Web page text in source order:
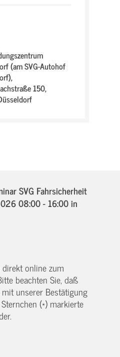
(am SVG-Autohof
150,
SVG Fahrsicherheit
08:00 - 16:00in
online zum
beachten Sie, daß
unserer Bestätigung
(*) markierte